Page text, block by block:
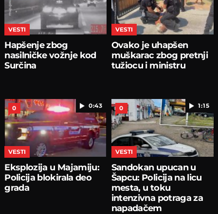
VESTI
Hapšenje zbog
nasilničke vožnje kod
Surčina
VESTI
Ovako je uhapšen
muškarac zbog pretnji
tužiocu i ministru
0:43
0
VESTI
Eksplozija u Majamiju:
Policija blokirala deo
grada
1:15
0
VESTI
Sandokan upucan u
Šapcu: Policija na licu
mesta, u toku
intenzivna potraga za
napadačem